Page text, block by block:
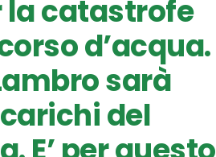
la catastrofe
d’acqua.
sarà
del